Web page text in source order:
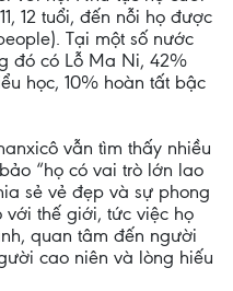
12 tuổi, đến nỗi họ được
Tại một số nước
đó có Lỗ Ma Ni, 42%
học, 10% hoàn tất bậc
vẫn tìm thấy nhiều
“họ có vai trò lớn lao
sẻ vẻ đẹp và sự phong
với thế giới, tức việc họ
quan tâm đến người
cao niên và lòng hiếu